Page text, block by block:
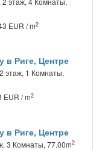
EUR / m2
в Риге, Центре
этаж, 1 Комнаты,
EUR / m2
в Риге, Центре
3 Комнаты, 77.00m2